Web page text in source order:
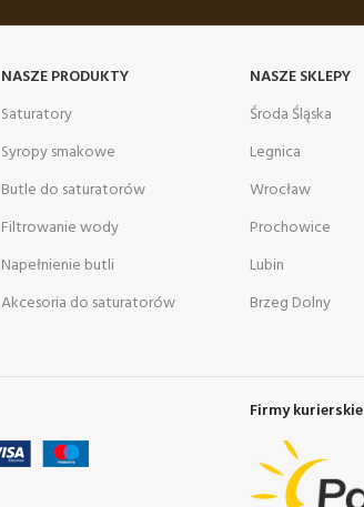
NASZE PRODUKTY
Saturatory
Syropy smakowe
Butle do saturatorów
Filtrowanie wody
Napełnienie butli
Akcesoria do saturatorów
NASZE SKLEPY
Środa Śląska
Legnica
Wrocław
Prochowice
Lubin
Brzeg Dolny
Firmy kurierskie